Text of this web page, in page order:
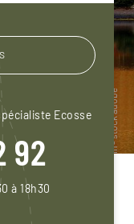
Ecosse
92
à 18h30